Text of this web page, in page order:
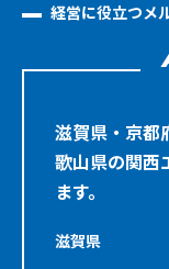
経営に役立つメ
滋賀県・京都
歌山県の関西
ます。
滋賀県